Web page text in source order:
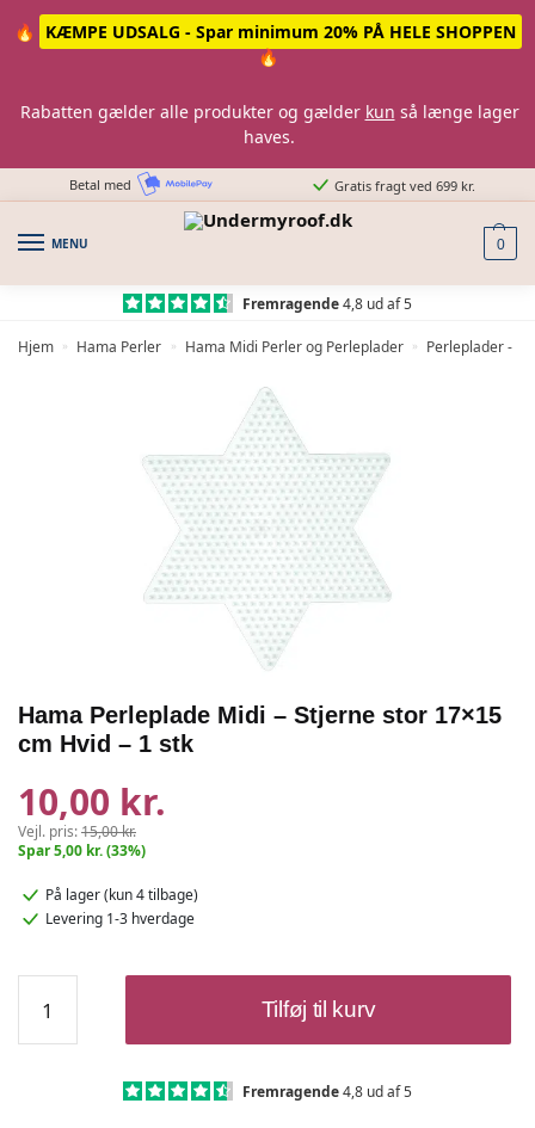
🔥
KÆMPE UDSALG - Spar minimum 20% PÅ HELE SHOPPEN
🔥
Rabatten gælder alle produkter og gælder kun så længe lager
haves.
Betal med Gratis fragt ved 699 kr.
MENU 0
Fremragende4,8 ud af 5
Hjem » Hama Perler » Hama Midi Perler og Perleplader » Perleplader -
Hama Perleplade Midi – Stjerne stor 17×15
cm Hvid – 1 stk
10,00 kr.
Vejl. pris:15,00 kr.
Spar 5,00 kr. (33%)
På lager(kun 4 tilbage)
Levering 1-3 hverdage
Perleplade
Midi
Tilføj til kurv
Fremragende4,8 ud af 5